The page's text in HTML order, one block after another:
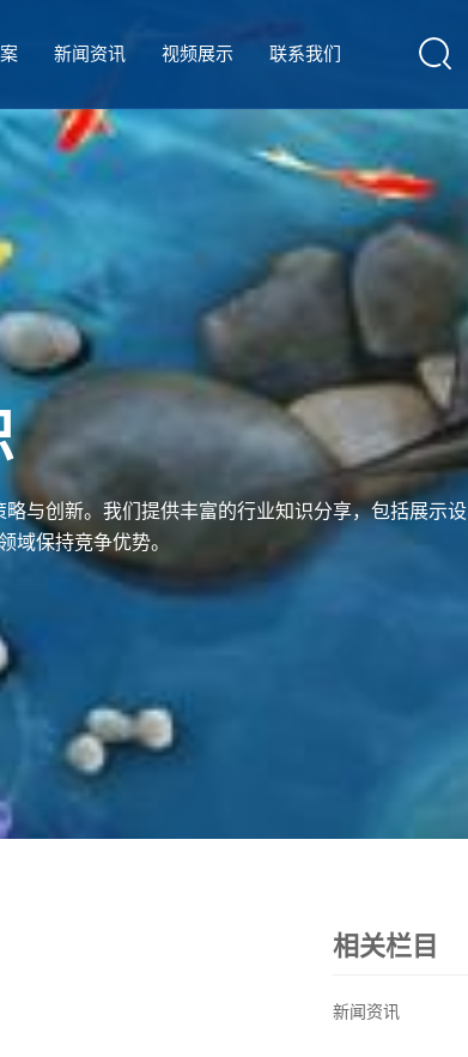
新闻资讯 视频展示 联系我们
与创新。我们提供丰富的行业知识分享，包括展示设
域保持竞争优势。
相关栏目
新闻资讯